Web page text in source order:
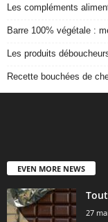
Les compléments
Barre 100% végétale :
Les produits
Recette bouchées de
EVEN MORE NEWS
27